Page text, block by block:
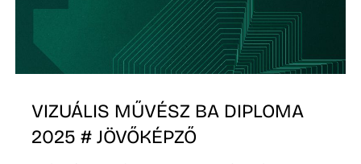
VIZUÁLIS MŰVÉSZ BA DIPLOMA
2025 # JÖVŐKÉPZŐ